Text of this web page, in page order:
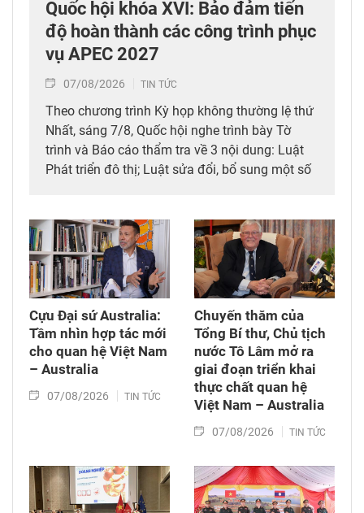
Quốc hội khóa XVI: Bảo đảm tiến
độ hoàn thành các công trình phục
vụ APEC 2027
07/08/2026 TIN TỨC
Theo chương trình Kỳ họp không thường lệ thứ
Nhất, sáng 7/8, Quốc hội nghe trình bày Tờ
trình và Báo cáo thẩm tra về 3 nội dung: Luật
Phát triển đô thị; Luật sửa đổi, bổ sung một số
nghiệp và môi trường; Luật sửa đổi, bổ sung
một số điều của Luật Tần số vô tuyến điện,
Luật Viễn thông, Luật Giao dịch điện tử và Luật
Chuyển giao công nghệ. Sau đó, Quốc hội thảo
luận ở tổ về 3 dự án Luật trên.
Cựu Đại sứ Australia:
Tầm nhìn hợp tác mới
cho quan hệ Việt Nam
– Australia
07/08/2026 TIN TỨC
Chuyến thăm của
Tổng Bí thư, Chủ tịch
nước Tô Lâm mở ra
giai đoạn triển khai
thực chất quan hệ
Việt Nam – Australia
07/08/2026 TIN TỨC